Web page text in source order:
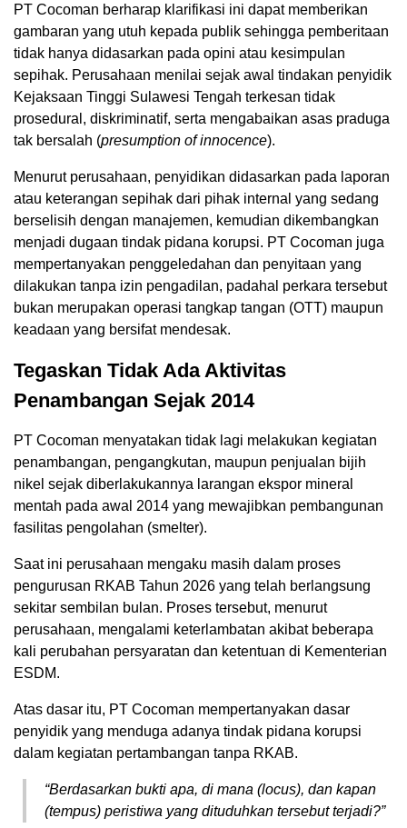
PT Cocoman berharap klarifikasi ini dapat memberikan
gambaran yang utuh kepada publik sehingga pemberitaan
tidak hanya didasarkan pada opini atau kesimpulan
sepihak. Perusahaan menilai sejak awal tindakan penyidik
Kejaksaan Tinggi Sulawesi Tengah terkesan tidak
prosedural, diskriminatif, serta mengabaikan asas praduga
tak bersalah (presumption of innocence).
Menurut perusahaan, penyidikan didasarkan pada laporan
atau keterangan sepihak dari pihak internal yang sedang
berselisih dengan manajemen, kemudian dikembangkan
menjadi dugaan tindak pidana korupsi. PT Cocoman juga
mempertanyakan penggeledahan dan penyitaan yang
dilakukan tanpa izin pengadilan, padahal perkara tersebut
bukan merupakan operasi tangkap tangan (OTT) maupun
keadaan yang bersifat mendesak.
Tegaskan Tidak Ada Aktivitas
Penambangan Sejak 2014
PT Cocoman menyatakan tidak lagi melakukan kegiatan
penambangan, pengangkutan, maupun penjualan bijih
nikel sejak diberlakukannya larangan ekspor mineral
mentah pada awal 2014 yang mewajibkan pembangunan
fasilitas pengolahan (smelter).
Saat ini perusahaan mengaku masih dalam proses
pengurusan RKAB Tahun 2026 yang telah berlangsung
sekitar sembilan bulan. Proses tersebut, menurut
perusahaan, mengalami keterlambatan akibat beberapa
kali perubahan persyaratan dan ketentuan di Kementerian
ESDM.
Atas dasar itu, PT Cocoman mempertanyakan dasar
penyidik yang menduga adanya tindak pidana korupsi
dalam kegiatan pertambangan tanpa RKAB.
“Berdasarkan bukti apa, di mana (locus), dan kapan
(tempus) peristiwa yang dituduhkan tersebut terjadi?”